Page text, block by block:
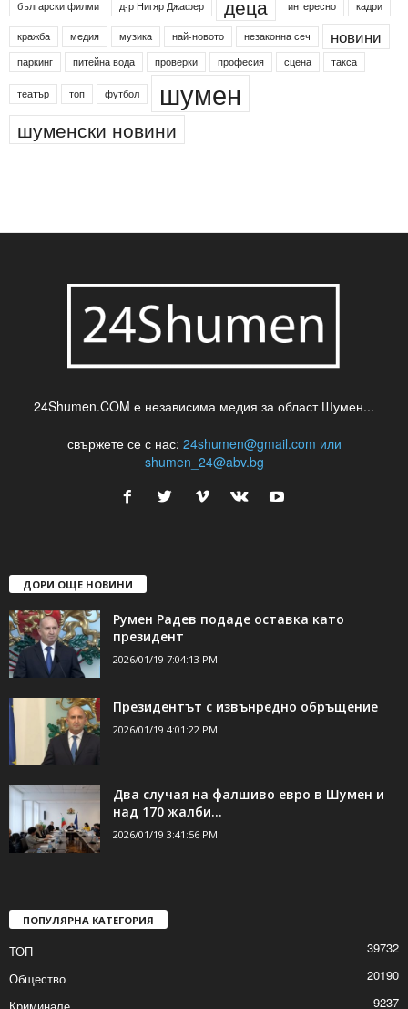
български филми
д-р Нигяр Джафер деца интересно кадри
кражба медия музика най-новото незаконна сеч новини
паркинг питейна вода проверки професия сцена такса
театър топ футбол шумен
шуменски новини
24Shumen.COM е независима медия за област Шумен...
свържете се с нас: 24shumen@gmail.com или
shumen_24@abv.bg
ДОРИ ОЩЕ НОВИНИ
Румен Радев подаде оставка като
президент
2026/01/19 7:04:13 PM
Президентът с извънредно обръщение
2026/01/19 4:01:22 PM
Два случая на фалшиво евро в Шумен и
над 170 жалби...
2026/01/19 3:41:56 PM
ПОПУЛЯРНА КАТЕГОРИЯ
ТОП
39732
Общество
20190
9237